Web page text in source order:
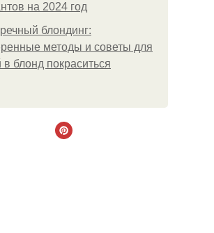
на 2024 год
блондинг:
методы и советы для
блонд покраситься